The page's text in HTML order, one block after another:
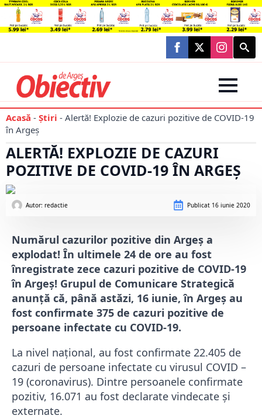
Search
for:
Acasă - Știri - Alertă! Explozie de cazuri pozitive de COVID-19
în Argeș
ALERTĂ! EXPLOZIE DE CAZURI
POZITIVE DE COVID-19 ÎN ARGEȘ
Autor: redactie Publicat 16 iunie 2020
Numărul cazurilor pozitive din Argeș a
explodat! În ultimele 24 de ore au fost
înregistrate zece cazuri pozitive de COVID-19
în Argeș! Grupul de Comunicare Strategică
anunță că, până astăzi, 16 iunie, în Argeș au
fost confirmate 375 de cazuri pozitive de
persoane infectate cu COVID-19.
La nivel național, au fost confirmate 22.405 de
cazuri de persoane infectate cu virusul COVID –
19 (coronavirus). Dintre persoanele confirmate
pozitiv, 16.071 au fost declarate vindecate și
externate.